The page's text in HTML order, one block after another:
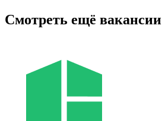
Смотреть ещё вакансии